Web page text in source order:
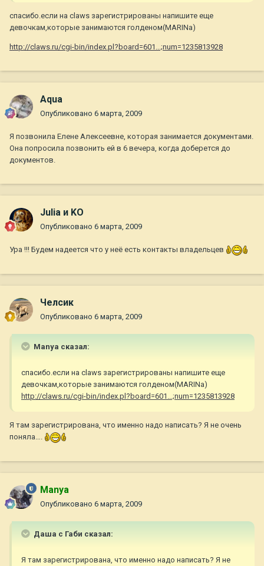
спасибо.если на claws зарегистрированы напишите еще
девочкам,которые занимаются голденом(MARINа)
http://claws.ru/cgi-bin/index.pl?board=601...;num=1235813928
Aqua
Опубликовано 6 марта, 2009
Я позвонила Елене Алексеевне, которая занимается документами.
Она попросила позвонить ей в 6 вечера, когда доберется до
документов.
Julia и KO
Опубликовано 6 марта, 2009
Ура !!! Будем надеется что у неё есть контакты владельцев
Челсик
Опубликовано 6 марта, 2009
Manya сказал:
спасибо.если на claws зарегистрированы напишите еще
девочкам,которые занимаются голденом(MARINа)
http://claws.ru/cgi-bin/index.pl?board=601...;num=1235813928
Я там зарегистрирована, что именно надо написать? Я не очень
поняла….
Manya
Опубликовано 6 марта, 2009
Даша с Габи сказал:
Я там зарегистрирована, что именно надо написать? Я не